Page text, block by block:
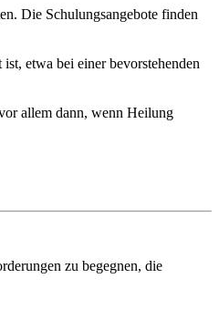
Die Schulungsangebote finden
etwa bei einer bevorstehenden
allem dann, wenn Heilung
zu begegnen, die